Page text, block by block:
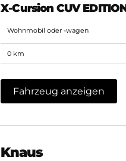
X-Cursion CUV
Wohnmobil oder -wagen
0 km
Fahrzeug anzeigen
Knaus